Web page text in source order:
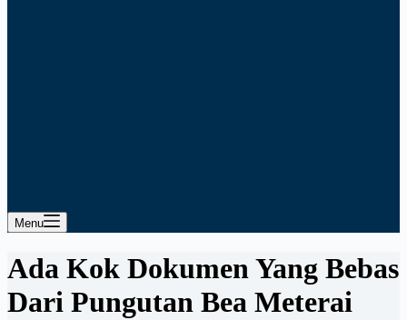
Menu
Ada Kok Dokumen Yang Bebas
Dari Pungutan Bea Meterai